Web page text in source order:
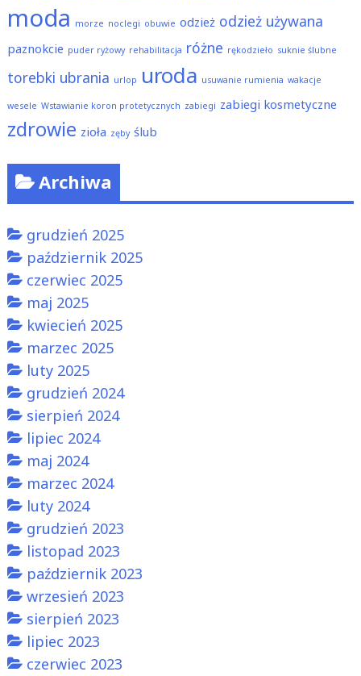
moda morze noclegi obuwie odzież odzież używana
paznokcie puder ryżowy rehabilitacja różne rękodzieło suknie ślubne
torebki ubrania urlop uroda usuwanie rumienia wakacje
wesele Wstawianie koron protetycznych zabiegi zabiegi kosmetyczne
zdrowie zioła zęby ślub
Archiwa
grudzień 2025
październik 2025
czerwiec 2025
maj 2025
kwiecień 2025
marzec 2025
luty 2025
grudzień 2024
sierpień 2024
lipiec 2024
maj 2024
marzec 2024
luty 2024
grudzień 2023
listopad 2023
październik 2023
wrzesień 2023
sierpień 2023
lipiec 2023
czerwiec 2023